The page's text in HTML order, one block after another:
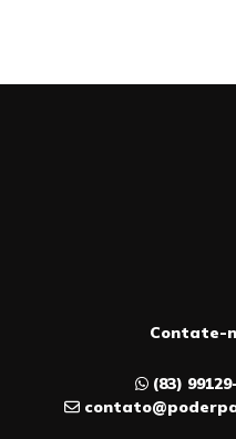
Contate-
(83)